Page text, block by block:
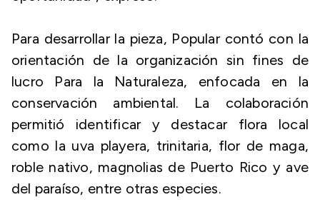
Para desarrollar la pieza, Popular contó con la
orientación de la organización sin fines de
lucro Para la Naturaleza, enfocada en la
conservación ambiental. La colaboración
permitió identificar y destacar flora local
como la uva playera, trinitaria, flor de maga,
roble nativo, magnolias de Puerto Rico y ave
del paraíso, entre otras especies.